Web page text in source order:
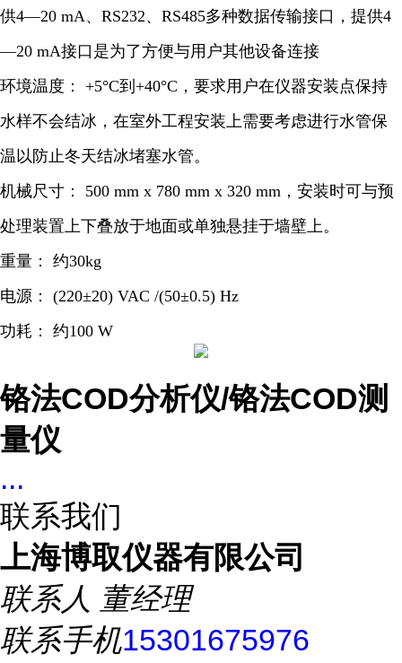
供4—20 mA、RS232、RS485多种数据传输接口，提供4
—20 mA接口是为了方便与用户其他设备连接
环境温度： +5°C到+40°C，要求用户在仪器安装点保持
水样不会结冰，在室外工程安装上需要考虑进行水管保
温以防止冬天结冰堵塞水管。
机械尺寸： 500 mm x 780 mm x 320 mm，安装时可与预
处理装置上下叠放于地面或单独悬挂于墙壁上。
重量： 约30kg
电源： (220±20) VAC /(50±0.5) Hz
功耗： 约100 W
铬法COD分析仪/铬法COD测
量仪
...
联系我们
上海博取仪器有限公司
联系人 董经理
联系手机15301675976